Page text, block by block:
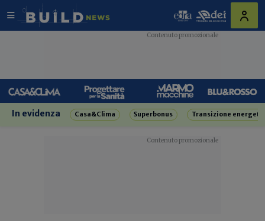
In evidenza Casa&Clima Superbonus Transizione